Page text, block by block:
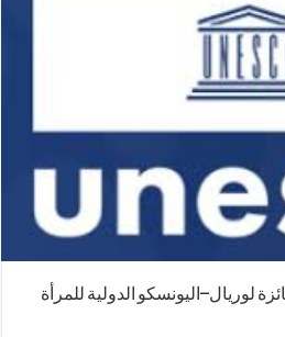
لوريال–اليونسكو الدولية للمرأة